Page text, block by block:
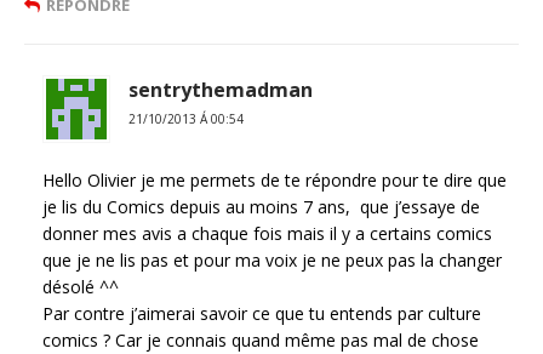
RÉPONDRE
sentrythemadman
21/10/2013 Á 00:54
Hello Olivier je me permets de te répondre pour te dire que
je lis du Comics depuis au moins 7 ans, que j’essaye de
donner mes avis a chaque fois mais il y a certains comics
que je ne lis pas et pour ma voix je ne peux pas la changer
désolé ^^
Par contre j’aimerai savoir ce que tu entends par culture
comics ? Car je connais quand même pas mal de chose